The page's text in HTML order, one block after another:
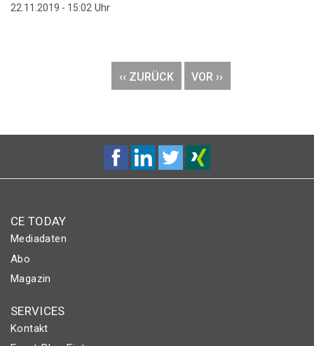
22.11.2019 - 15:02 Uhr
VORHERIGE
SEITE
‹‹ ZURÜCK
NÄCHSTE
SEITE
VOR ››
CE TODAY
Mediadaten
Abo
Magazin
SERVICES
Kontakt